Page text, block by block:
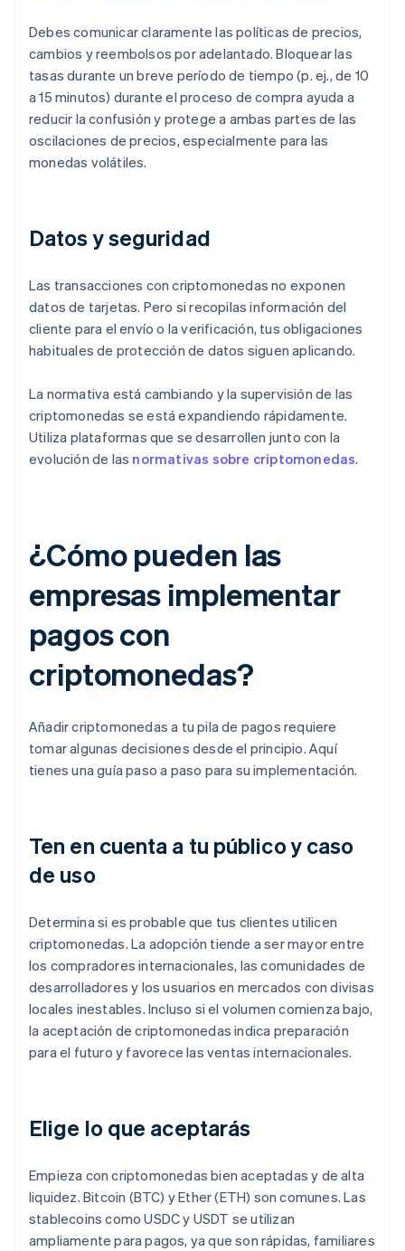
Debes comunicar claramente las políticas de precios,
cambios y reembolsos por adelantado. Bloquear las
tasas durante un breve período de tiempo (p. ej., de 10
a 15 minutos) durante el proceso de compra ayuda a
reducir la confusión y protege a ambas partes de las
oscilaciones de precios, especialmente para las
monedas volátiles.
Datos y seguridad
Las transacciones con criptomonedas no exponen
datos de tarjetas. Pero si recopilas información del
cliente para el envío o la verificación, tus obligaciones
habituales de protección de datos siguen aplicando.
La normativa está cambiando y la supervisión de las
criptomonedas se está expandiendo rápidamente.
Utiliza plataformas que se desarrollen junto con la
evolución de las normativas sobre criptomonedas.
¿Cómo pueden las
empresas implementar
pagos con
criptomonedas?
Añadir criptomonedas a tu pila de pagos requiere
tomar algunas decisiones desde el principio. Aquí
tienes una guía paso a paso para su implementación.
Ten en cuenta a tu público y caso
de uso
Determina si es probable que tus clientes utilicen
criptomonedas. La adopción tiende a ser mayor entre
los compradores internacionales, las comunidades de
desarrolladores y los usuarios en mercados con divisas
locales inestables. Incluso si el volumen comienza bajo,
la aceptación de criptomonedas indica preparación
para el futuro y favorece las ventas internacionales.
Elige lo que aceptarás
Empieza con criptomonedas bien aceptadas y de alta
liquidez. Bitcoin (BTC) y Ether (ETH) son comunes. Las
stablecoins como USDC y USDT se utilizan
ampliamente para pagos, ya que son rápidas, familiares